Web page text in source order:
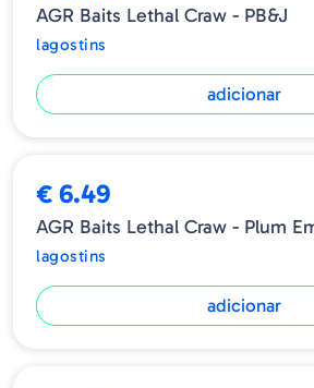
AGR Baits Lethal Craw - PB&J
lagostins
adicionar
€ 6.49
AGR Baits Lethal Craw - Plum
lagostins
adicionar